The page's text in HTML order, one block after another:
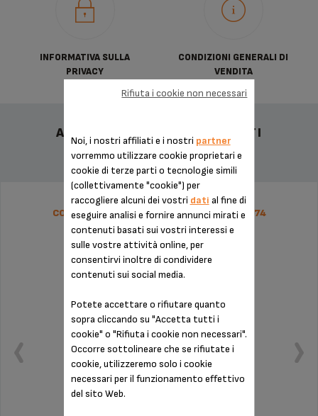
INFORMATIVA SULLA
PRIVACY
CONDIZIONI GENERALI DI
VENDITA
ALTRI ACCESSORI CONSIGLIATI
CONTENITORE RACCOGLI-GOCCE MS-622074
Noi, i nostri affiliati e i nostri partner
vorremmo utilizzare cookie proprietari e
cookie di terze parti o tecnologie simili
(collettivamente "cookie") per
raccogliere alcuni dei vostri dati al fine di
eseguire analisi e fornire annunci mirati e
contenuti basati sui vostri interessi e
sulle vostre attività online, per
consentirvi inoltre di condividere
contenuti sui social media.
Potete accettare o rifiutare quanto
sopra cliccando su "Accetta tutti i
cookie" o "Rifiuta i cookie non necessari".
Occorre sottolineare che se rifiutate i
cookie, utilizzeremo solo i cookie
necessari per il funzionamento effettivo
del sito Web.
Rifiuta i cookie non necessari